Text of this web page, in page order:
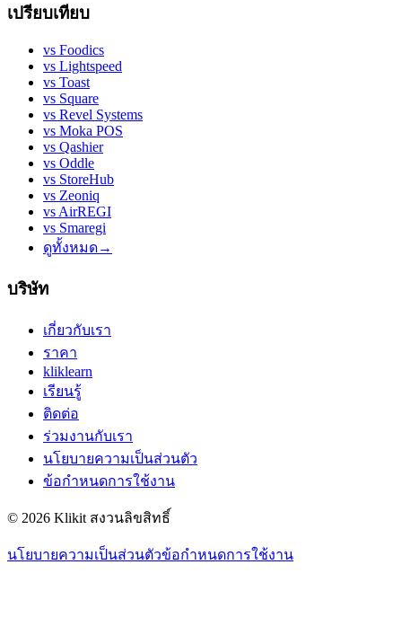
เปรียบเทียบ
vs Foodics
vs Lightspeed
vs Toast
vs Square
vs Revel Systems
vs Moka POS
vs Qashier
vs Oddle
vs StoreHub
vs Zeoniq
vs AirREGI
vs Smaregi
ดูทั้งหมด→
บริษัท
เกี่ยวกับเรา
ราคา
kliklearn
เรียนรู้
ติดต่อ
ร่วมงานกับเรา
นโยบายความเป็นส่วนตัว
ข้อกำหนดการใช้งาน
© 2026 Klikit สงวนลิขสิทธิ์
นโยบายความเป็นส่วนตัวข้อกำหนดการใช้งาน